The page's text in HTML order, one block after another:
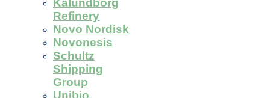
Kalundborg
Refinery
Novo Nordisk
Novonesis
Schultz
Shipping
Group
Unibio